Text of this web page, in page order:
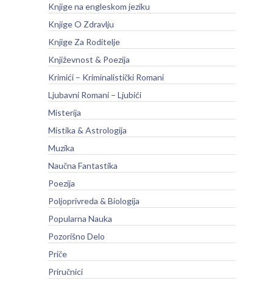
Knjige na engleskom jeziku
Knjige O Zdravlju
Knjige Za Roditelje
Književnost & Poezija
Krimići – Kriminalistički Romani
Ljubavni Romani – Ljubići
Misterija
Mistika & Astrologija
Muzika
Naučna Fantastika
Poezija
Poljoprivreda & Biologija
Popularna Nauka
Pozorišno Delo
Priče
Priručnici